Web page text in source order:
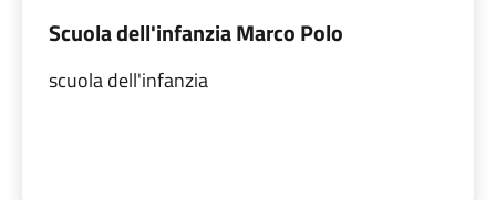
Scuola dell'infanzia Marco Polo
scuola dell'infanzia